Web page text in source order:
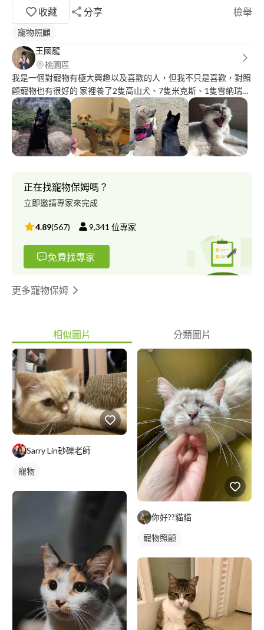
收藏
分享 檢舉
寵物照顧
王國龍
桃園區
我是一個對寵物有極大興趣以及喜歡的人，但我不只是喜歡，對照
顧寵物也有很好的 家裡養了2隻高山犬、7隻米克斯、1隻雪納瑞、
1隻加菲貓、1隻虎斑貓 不怕清潔貓跟狗，也不怕受傷，且對清洗
貓、狗有一定程度的研究，以前也接過許多遛狗的案子
正在找寵物保姆嗎？
立即邀請專家來完成
4.89(567) 9,341 位專家
免費找專家
更多寵物保姆
相似圖片 分類圖片
Sarry Lin砂礫老師
寵物
你好??貓貓
寵物照顧